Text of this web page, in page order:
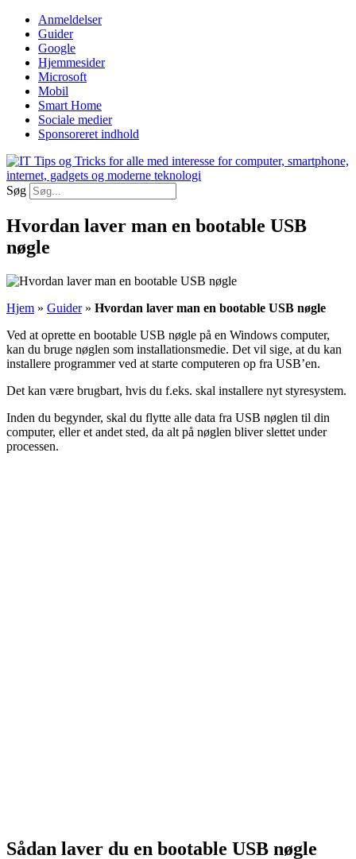
Videre
indhold
Anmeldelser
Guider
Google
Hjemmesider
Microsoft
Mobil
Smart Home
Sociale medier
Sponsoreret indhold
Søg
Hvordan laver man en bootable USB
nøgle
Hjem » Guider» Hvordan laver man en bootable USB nøgle
Ved at oprette en bootable USB nøgle på en Windows computer,
kan du bruge nøglen som installationsmedie. Det vil sige, at du kan
installere programmer ved at starte computeren op fra USB’en.
Det kan være brugbart, hvis du f.eks. skal installere nyt styresystem.
Inden du begynder, skal du flytte alle data fra USB nøglen til din
computer, eller et andet sted, da alt på nøglen bliver slettet under
processen.
Sådan laver du en bootable USB nøgle